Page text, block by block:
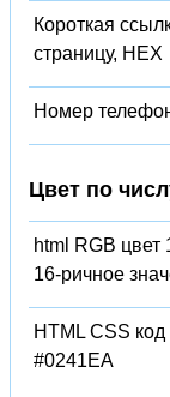
Короткая
страницу, HEX
Номер
Цвет по
html RGB цвет
16-ричное
HTML CSS код
#0241EA